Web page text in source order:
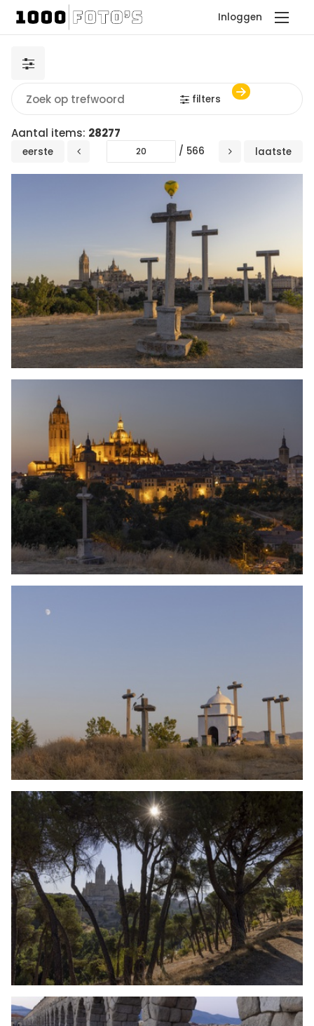
Inloggen
filters
Aantal items: 28277
eerste / 566 laatste